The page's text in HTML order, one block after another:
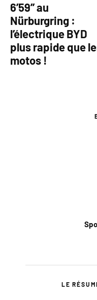
6’59’’ au
Nürburgring :
l’électrique BYD
plus rapide que
motos !
LE